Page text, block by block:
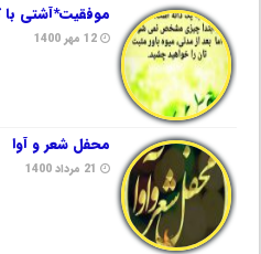
موفقیت*آشتی
12 مهر 1400
محفل شعر و آوا
21 مرداد 1400